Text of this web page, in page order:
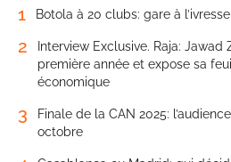
1 Botola à 20 clubs: gare à l’ivresse
2
Interview Exclusive. Raja:
première année et expose sa
économique
3
Finale de la CAN 2025:
octobre